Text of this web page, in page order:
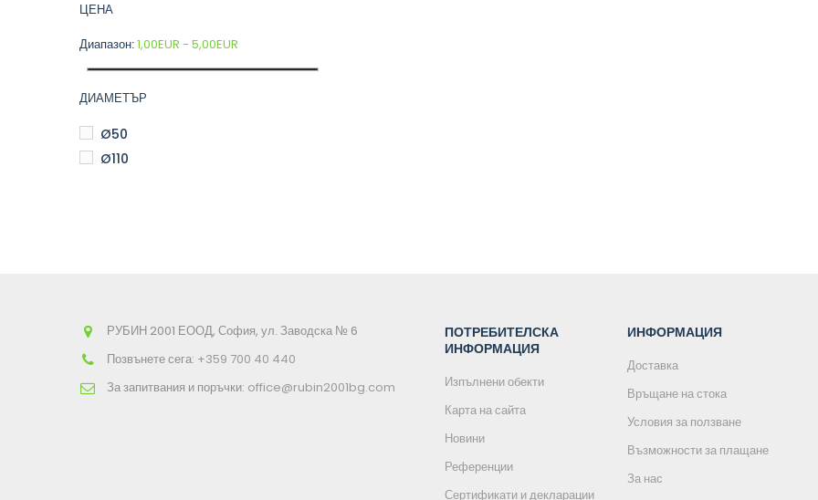
ЦЕНА
Диапазон:1,00EUR - 5,00EUR
ДИАМЕТЪР
Ø50
Ø110
РУБИН 2001 ЕООД, София, ул. Заводска № 6
Позвънете сега: +359 700 40 440
За запитвания и поръчки: office@rubin2001bg.com
ПОТРЕБИТЕЛСКА
ИНФОРМАЦИЯ
Изпълнени обекти
Карта на сайта
Новини
Референции
Сертификати и декларации
ИНФОРМАЦИЯ
Доставка
Връщане на стока
Условия за ползване
Възможности за плащане
За нас